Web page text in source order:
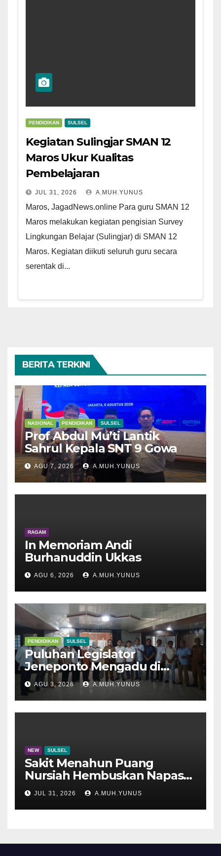
PENDIDIKAN SULSEL
Kegiatan Sulingjar SMAN 12
Maros Ukur Kualitas
Pembelajaran
JUL 31, 2026 A.MUH.YUNUS
Maros, JagadNews.online Para guru SMAN 12
Maros melakukan kegiatan pengisian Survey
Lingkungan Belajar (Sulingjar) di SMAN 12
Maros. Kegiatan diikuti seluruh guru secara
serentak di...
BERITA TERKINI
NASIONAL PENDIDIKAN SULSEL
Prof Abdul Mu’ti Lantik
Sahrul Kepala SNT 9 Gowa
AGU 7, 2026 A.MUH.YUNUS
RAGAM
In Memoriam Andi
Burhanuddin Ukkas
AGU 6, 2026 A.MUH.YUNUS
PENDIDIKAN SULSEL
Puluhan Legislator
Jeneponto Mengadu di
Disdik Sulsel
AGU 3, 2026 A.MUH.YUNUS
NEW SULSEL
Sakit Menahun Puang
Nursiah Hembuskan Napas
Terakhir
JUL 31, 2026 A.MUH.YUNUS